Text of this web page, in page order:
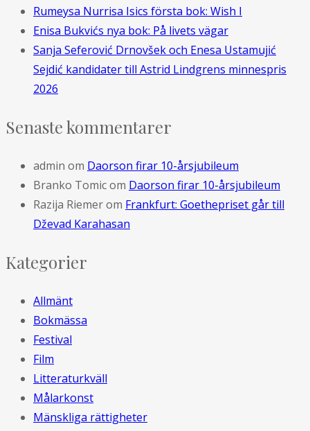
Rumeysa Nurrisa Isics första bok: Wish I
Enisa Bukvićs nya bok: På livets vägar
Sanja Seferović Drnovšek och Enesa Ustamujić
Sejdić kandidater till Astrid Lindgrens minnespris
2026
Senaste kommentarer
admin om Daorson firar 10-årsjubileum
Branko Tomicom Daorson firar 10-årsjubileum
Razija Riemerom Frankfurt: Goethepriset går till
Dževad Karahasan
Kategorier
Allmänt
Bokmässa
Festival
Film
Litteraturkväll
Målarkonst
Mänskliga rättigheter